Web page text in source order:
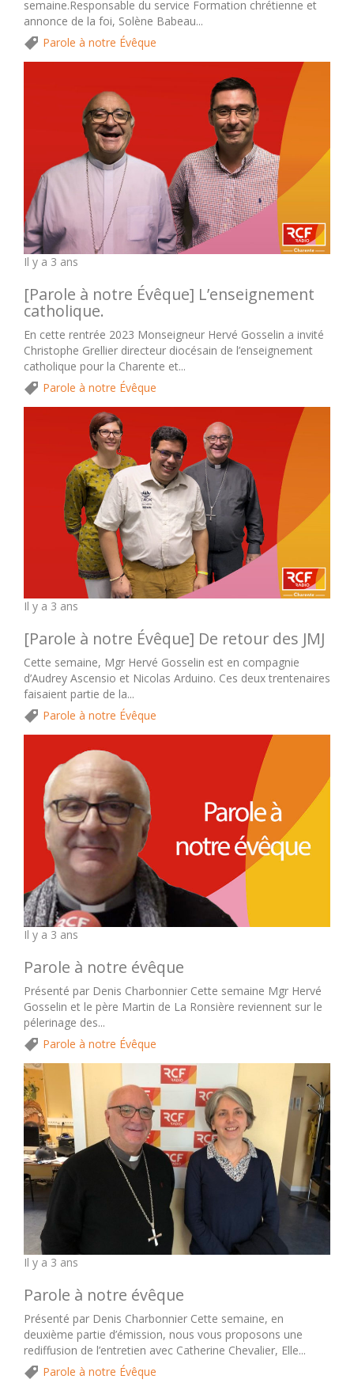
semaine.Responsable du service Formation chrétienne et
annonce de la foi, Solène Babeau...
Parole à notre Évêque
Il y a 3 ans
[Parole à notre Évêque] L’enseignement
catholique.
En cette rentrée 2023 Monseigneur Hervé Gosselin a invité
Christophe Grellier directeur diocésain de l’enseignement
catholique pour la Charente et...
Parole à notre Évêque
Il y a 3 ans
[Parole à notre Évêque] De retour des JMJ
Cette semaine, Mgr Hervé Gosselin est en compagnie
d’Audrey Ascensio et Nicolas Arduino. Ces deux trentenaires
faisaient partie de la...
Parole à notre Évêque
Il y a 3 ans
Parole à notre évêque
Présenté par Denis Charbonnier Cette semaine Mgr Hervé
Gosselin et le père Martin de La Ronsière reviennent sur le
pélerinage des...
Parole à notre Évêque
Il y a 3 ans
Parole à notre évêque
Présenté par Denis Charbonnier Cette semaine, en
deuxième partie d’émission, nous vous proposons une
rediffusion de l’entretien avec Catherine Chevalier, Elle...
Parole à notre Évêque